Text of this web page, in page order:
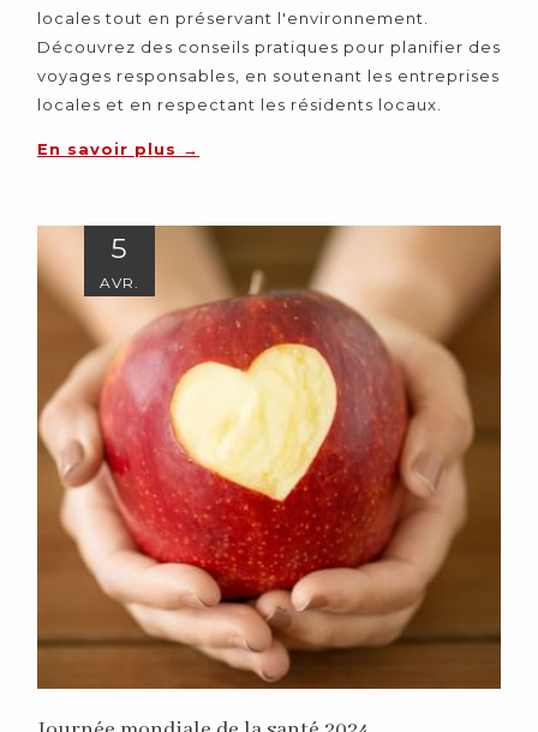
locales tout en préservant l'environnement.
Découvrez des conseils pratiques pour planifier des
voyages responsables, en soutenant les entreprises
locales et en respectant les résidents locaux.
En savoir plus
5
AVR.